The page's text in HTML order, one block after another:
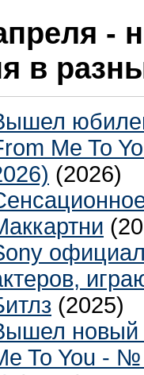
-
в
Me To
(2026)
(2025)
новый
To You -